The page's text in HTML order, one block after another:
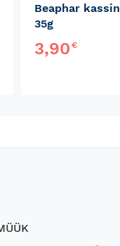
Beaphar
35g
3,90€